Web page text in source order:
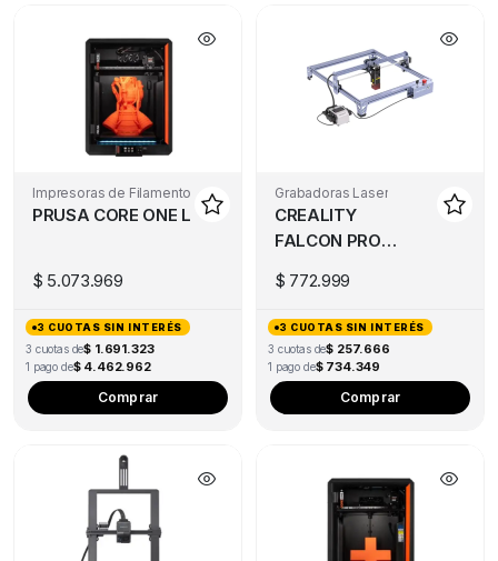
Impresoras de Filamento
PRUSA CORE ONE L
$ 5.073.969
3 CUOTAS SIN INTERÉS
3 cuotas de$ 1.691.323
1 pago de$ 4.462.962
Comprar
Grabadoras Laser
CREALITY
FALCON PRO
$ 772.999
3 CUOTAS SIN INTERÉS
3 cuotas de$ 257.666
1 pago de$ 734.349
Comprar